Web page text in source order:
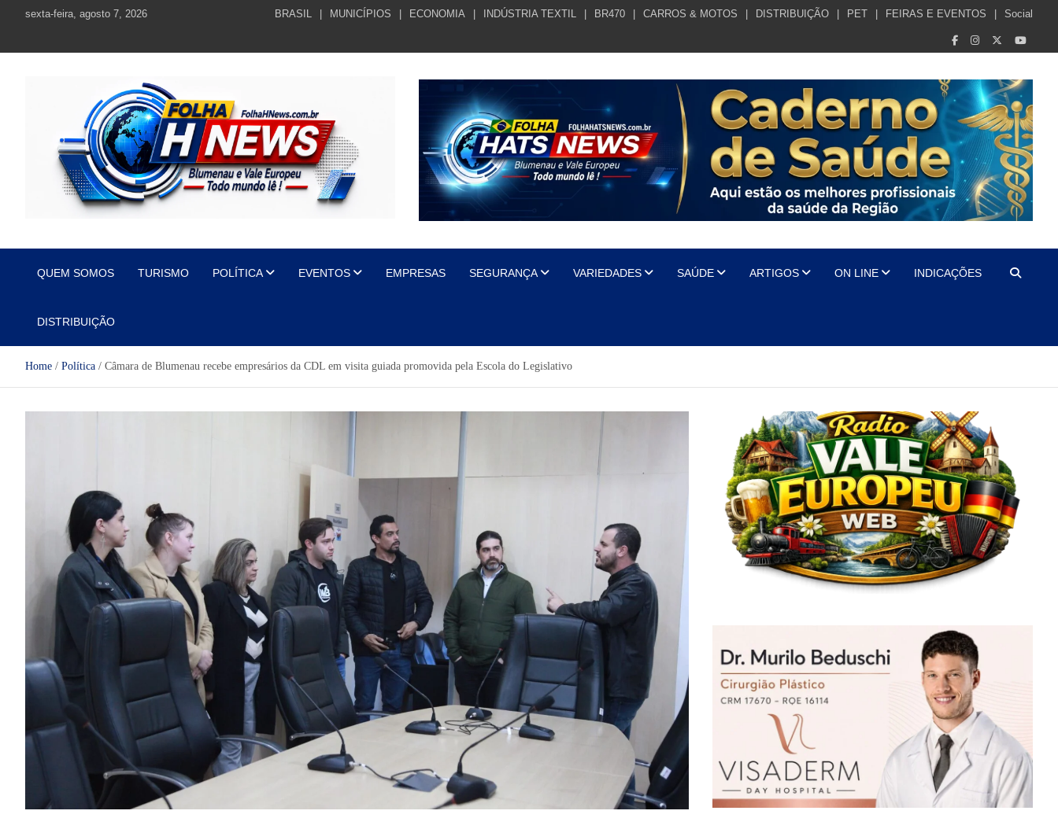
sexta-feira, agosto 7, 2026 BRASIL MUNICÍPIOS ECONOMIA INDÚSTRIA TEXTIL BR470 CARROS & MOTOS DISTRIBUIÇÃO PET FEIRAS E EVENTOS Social
QUEM SOMOS TURISMO POLÍTICA EVENTOS EMPRESAS SEGURANÇA VARIEDADES SAÚDE ARTIGOS ON LINE INDICAÇÕES
DISTRIBUIÇÃO
Home Política Câmara de Blumenau recebe empresários da CDL em visita guiada promovida pela Escola do Legislativo